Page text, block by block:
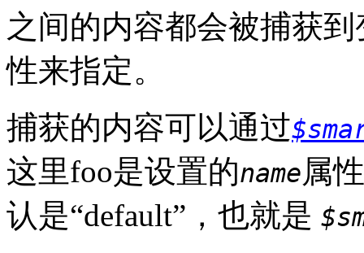
之间的内容都会被捕获
性来指定。
捕获的内容可以通过
这里foo是设置的name属
认是“default” ，也就是